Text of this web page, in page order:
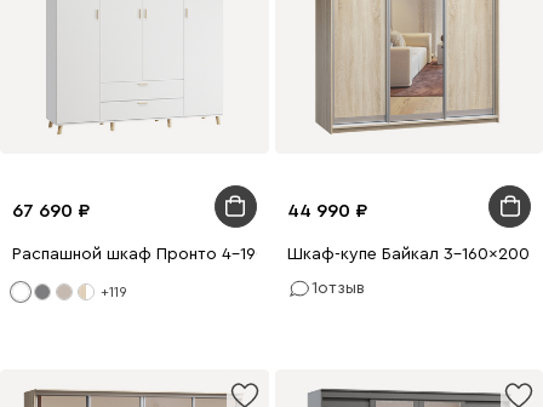
67 690
Распашной шкаф Пронто 4-190x240 Белый с зеркалом
+119
44 990
Шкаф-купе Байкал 3-160x200
1отзыв